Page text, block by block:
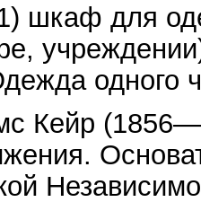
шкаф для
одного
Кейр